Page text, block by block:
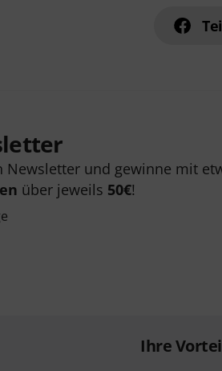
Newsletter und gewinne mit
über jeweils 50€!
Ihre